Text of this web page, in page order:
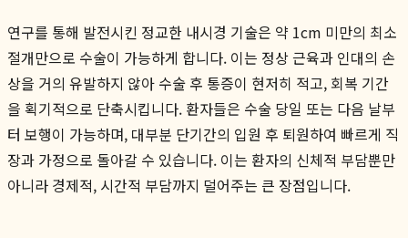
연구를 통해 발전시킨 정교한 내시경 기술은 약 1cm 미만의 최소
절개만으로 수술이 가능하게 합니다. 이는 정상 근육과 인대의 손
상을 거의 유발하지 않아 수술 후 통증이 현저히 적고, 회복 기간
을 획기적으로 단축시킵니다. 환자들은 수술 당일 또는 다음 날부
터 보행이 가능하며, 대부분 단기간의 입원 후 퇴원하여 빠르게 직
장과 가정으로 돌아갈 수 있습니다. 이는 환자의 신체적 부담뿐만
아니라 경제적, 시간적 부담까지 덜어주는 큰 장점입니다.